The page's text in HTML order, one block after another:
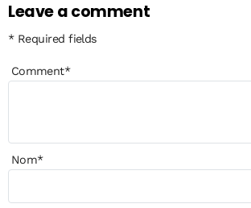
Leave a comment
* Required fields
Comment*
Nom*